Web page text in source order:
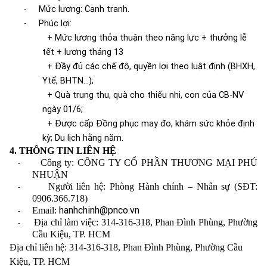
-
Mức lương: Cạnh tranh.
-
Phúc lợi:
+ Mức lương thỏa thuận theo năng lực + thưởng lễ
tết + lương tháng 13
+ Đầy đủ các chế độ, quyền lợi theo luật định (BHXH,
Ytế, BHTN...);
+ Quà trung thu, quà cho thiếu nhi, con của CB-NV
ngày 01/6;
+ Được cấp Đồng phục may đo, khám sức khỏe định
kỳ; Du lịch hằng năm.
4. THÔNG TIN LIÊN HỆ
-
Công ty: CÔNG TY CỔ PHẦN THƯƠNG MẠI PHÚ
NHUẬN
-
Người liên hệ: Phòng Hành chính – Nhân sự (SĐT:
0906.366.718)
- Email: hanhchinh@pnco.vn
- Địa chỉ làm việc: 314-316-318, Phan Đình Phùng, Phường
Cầu Kiệu, TP. HCM
Địa chỉ liên hệ: 314-316-318, Phan Đình Phùng, Phường Cầu
Kiệu, TP. HCM